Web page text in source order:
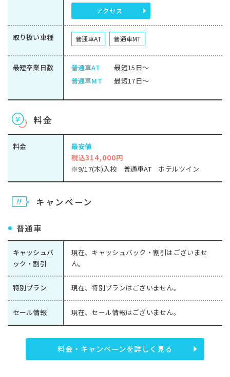
アクセス
取り扱い車種 普通車AT 普通車MT
最短卒業日数 普通車AT
最短15日～
普通車MT
最短17日～
料金
料金
最安値
税込314,000円
※9/17(木)入校 普通車AT ホテルツイン
キャンペーン
普通車
キャッシュバ
ック・割引
現在、キャッシュバック・割引はございませ
ん。
特別プラン 現在、特別プランはございません。
セール情報 現在、セール情報はございません。
料金・キャンペーンを詳しく見る